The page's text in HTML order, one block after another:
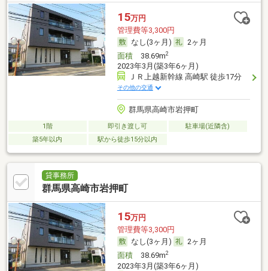
15万円
管理費等3,300円
なし(3ヶ月)
2ヶ月
面積38.69m2
2023年3月(築3年6ヶ月)
ＪＲ上越新幹線 高崎駅 徒歩17分
その他の交通
群馬県高崎市岩押町
1階 即引き渡し可
駐車場(近隣含)
築5年以内
駅から徒歩15分以内
貸事務所
群馬県高崎市岩押町
15万円
管理費等3,300円
なし(3ヶ月)
2ヶ月
面積38.69m2
2023年3月(築3年6ヶ月)